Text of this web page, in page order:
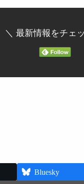
＼ 最新情報をチェ
Bluesky